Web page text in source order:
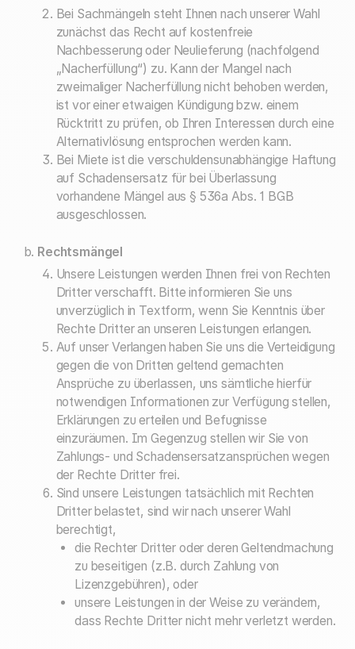
Bei Sachmängeln steht Ihnen nach unserer Wahl
zunächst das Recht auf kostenfreie
Nachbesserung oder Neulieferung (nachfolgend
„Nacherfüllung“) zu. Kann der Mangel nach
zweimaliger Nacherfüllung nicht behoben werden,
ist vor einer etwaigen Kündigung bzw. einem
Rücktritt zu prüfen, ob Ihren Interessen durch eine
Alternativlösung entsprochen werden kann.
Bei Miete ist die verschuldensunabhängige Haftung
auf Schadensersatz für bei Überlassung
vorhandene Mängel aus § 536a Abs. 1 BGB
ausgeschlossen.
Rechtsmängel
Unsere Leistungen werden Ihnen frei von Rechten
Dritter verschafft. Bitte informieren Sie uns
unverzüglich in Textform, wenn Sie Kenntnis über
Rechte Dritter an unseren Leistungen erlangen.
Auf unser Verlangen haben Sie uns die Verteidigung
gegen die von Dritten geltend gemachten
Ansprüche zu überlassen, uns sämtliche hierfür
notwendigen Informationen zur Verfügung stellen,
Erklärungen zu erteilen und Befugnisse
einzuräumen. Im Gegenzug stellen wir Sie von
Zahlungs- und Schadensersatzansprüchen wegen
der Rechte Dritter frei.
Sind unsere Leistungen tatsächlich mit Rechten
Dritter belastet, sind wir nach unserer Wahl
berechtigt,
die Rechter Dritter oder deren Geltendmachung
zu beseitigen (z.B. durch Zahlung von
Lizenzgebühren), oder
unsere Leistungen in der Weise zu verändern,
dass Rechte Dritter nicht mehr verletzt werden.